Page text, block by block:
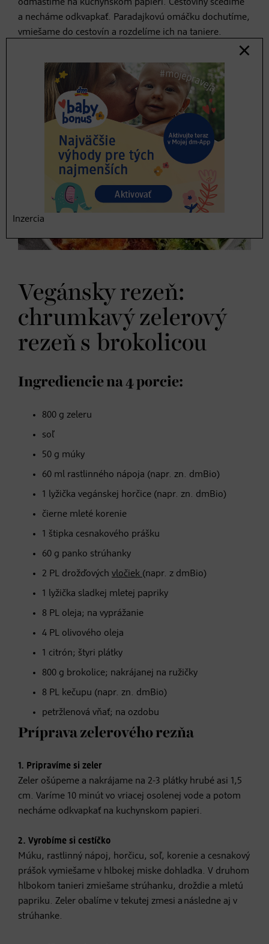
odmastíme na kuchynskom papieri. Cestoviny scedíme
a necháme odkvapkať. Paradajkovú omáčku dochutíme,
vmiešame do cestovín a rozdelíme ich na taniere.
ozdobené lístkami bazalky.
Vegánsky rezeň:
chrumkavý zelerový
rezeň s brokolicou
Ingrediencie na 4 porcie:
800 g zeleru
soľ
50 g múky
60 ml rastlinného nápoja (napr. zn. dmBio)
1 lyžička vegánskej horčice (napr. zn. dmBio)
čierne mleté korenie
1 štipka cesnakového prášku
60 g panko strúhanky
2 PL drožďových vločiek (napr. z dmBio)
1 lyžička sladkej mletej papriky
8 PL oleja; na vyprážanie
4 PL olivového oleja
1 citrón; štyri plátky
800 g brokolice; nakrájanej na ružičky
8 PL kečupu (napr. zn. dmBio)
petržlenová vňať; na ozdobu
Príprava zelerového rezňa
1. Pripravíme si zeler
Zeler ošúpeme a nakrájame na 2-3 plátky hrubé asi 1,5
cm. Varíme 10 minút vo vriacej osolenej vode a potom
necháme odkvapkať na kuchynskom papieri.
2. Vyrobíme si cestíčko
Múku, rastlinný nápoj, horčicu, soľ, korenie a cesnakový
prášok vymiešame v hlbokej miske dohladka. V druhom
hlbokom tanieri zmiešame strúhanku, droždie a mletú
papriku. Zeler obalíme v tekutej zmesi a následne aj v
strúhanke.
Inzercia